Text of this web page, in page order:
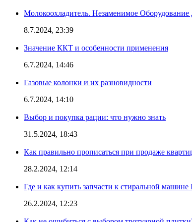
Молокоохладитель. Незаменимое
8.7.2024, 23:39
Значение ККТ и особенности применения
6.7.2024, 14:46
Газовые колонки и их разновидности
6.7.2024, 14:10
Выбор и покупка рации: что нужно знать
31.5.2024, 18:43
Как правильно прописаться при продаже
28.2.2024, 12:14
Где и как купить запчасти к стиральной машине
26.2.2024, 12:23